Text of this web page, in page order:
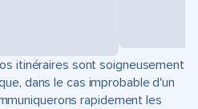
itinéraires sont soigneusement
dans le cas improbable d'un
rapidement les